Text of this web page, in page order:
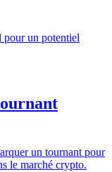
un tournant pour
le marché crypto.